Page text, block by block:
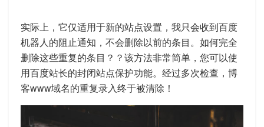
实际上，它仅适用于新的站点设置，我只会收到百度
机器人的阻止通知，不会删除以前的条目。如何完全
删除这些重复的条目？？该方法非常简单，您可以使
用百度站长的封闭站点保护功能。经过多次检查，博
客www域名的重复录入终于被清除！